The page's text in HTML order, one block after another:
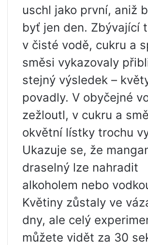
uschl jako první, aniž
byť jen den. Zbývající
v čisté vodě, cukru a
směsi vykazovaly
stejný výsledek –
povadly. V obyčejné
zežloutl, v cukru a
okvětní lístky trochu
Ukazuje se, že
draselný lze nahradit
alkoholem nebo
Květiny zůstaly ve
dny, ale celý
můžete vidět za 30